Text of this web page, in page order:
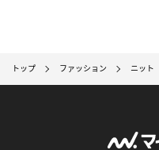
トップ ファッション ニット